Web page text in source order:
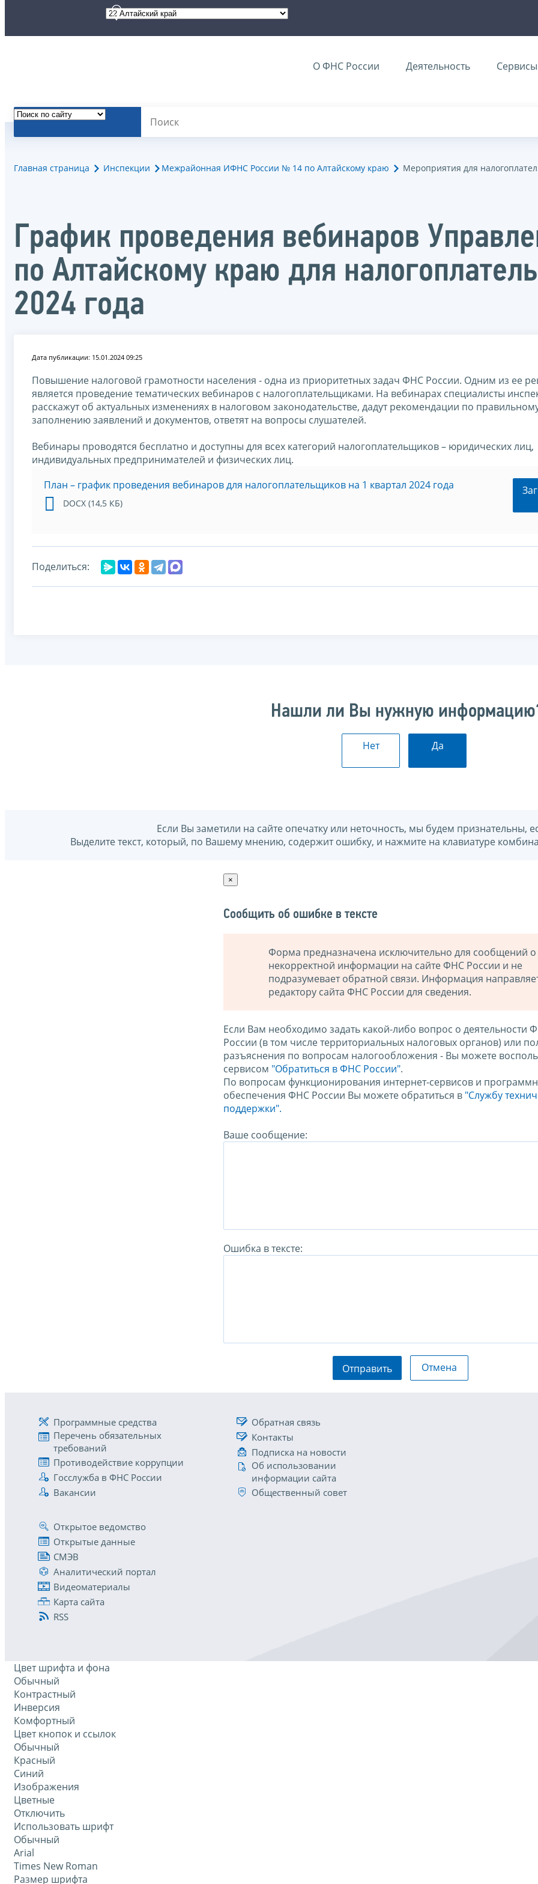
О ФНС России Деятельность Сервисы
Главная страница Инспекции Межрайонная ИФНС России № 14 по Алтайскому краю Мероприятия для
График проведения вебинаров
по Алтайскому краю для
2024 года
Дата публикации: 15.01.2024 09:25
Повышение налоговой грамотности населения - одна из приоритетных задач ФНС России. Одним из ее
является проведение тематических вебинаров с налогоплательщиками. На вебинарах специалисты
расскажут об актуальных изменениях в налоговом законодательстве, дадут рекомендации по
заполнению заявлений и документов, ответят на вопросы слушателей.
Вебинары проводятся бесплатно и доступны для всех категорий налогоплательщиков – юридических лиц,
индивидуальных предпринимателей и физических лиц.
План – график проведения вебинаров для налогоплательщиков на 1 квартал 2024 года
DOCX (14,5 КБ)
Поделиться:
Нашли ли Вы нужную
Нет Да
Если Вы заметили на сайте опечатку или неточность, мы будем признательны,
Выделите текст, который, по Вашему мнению, содержит ошибку, и нажмите на клавиатуре
×
Сообщить об ошибке в тексте
Форма предназначена исключительно для сообщений о
некорректной информации на сайте ФНС России и не
подразумевает обратной связи. Информация
редактору сайта ФНС России для сведения.
Если Вам необходимо задать какой-либо вопрос о деятельности
России (в том числе территориальных налоговых органов) или
разъяснения по вопросам налогообложения - Вы можете
сервисом "Обратиться в ФНС России".
По вопросам функционирования интернет-сервисов и
обеспечения ФНС России Вы можете обратиться в "Службу
поддержки".
Ваше сообщение:
Ошибка в тексте:
Отправить Отмена
Программные средства
Перечень обязательных
требований
Противодействие коррупции
Госслужба в ФНС России
Вакансии
Обратная связь
Контакты
Подписка на новости
Об использовании
информации сайта
Общественный совет
Открытое ведомство
Открытые данные
СМЭВ
Аналитический портал
Видеоматериалы
Карта сайта
RSS
Цвет шрифта и фона
Обычный
Контрастный
Инверсия
Комфортный
Цвет кнопок и ссылок
Обычный
Красный
Синий
Изображения
Цветные
Отключить
Использовать шрифт
Обычный
Arial
Times New Roman
Размер шрифта